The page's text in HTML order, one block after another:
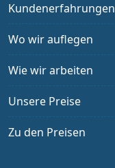
Kundenerfahrungen
Wo wir auflegen
Wie wir arbeiten
Unsere Preise
Zu den Preisen